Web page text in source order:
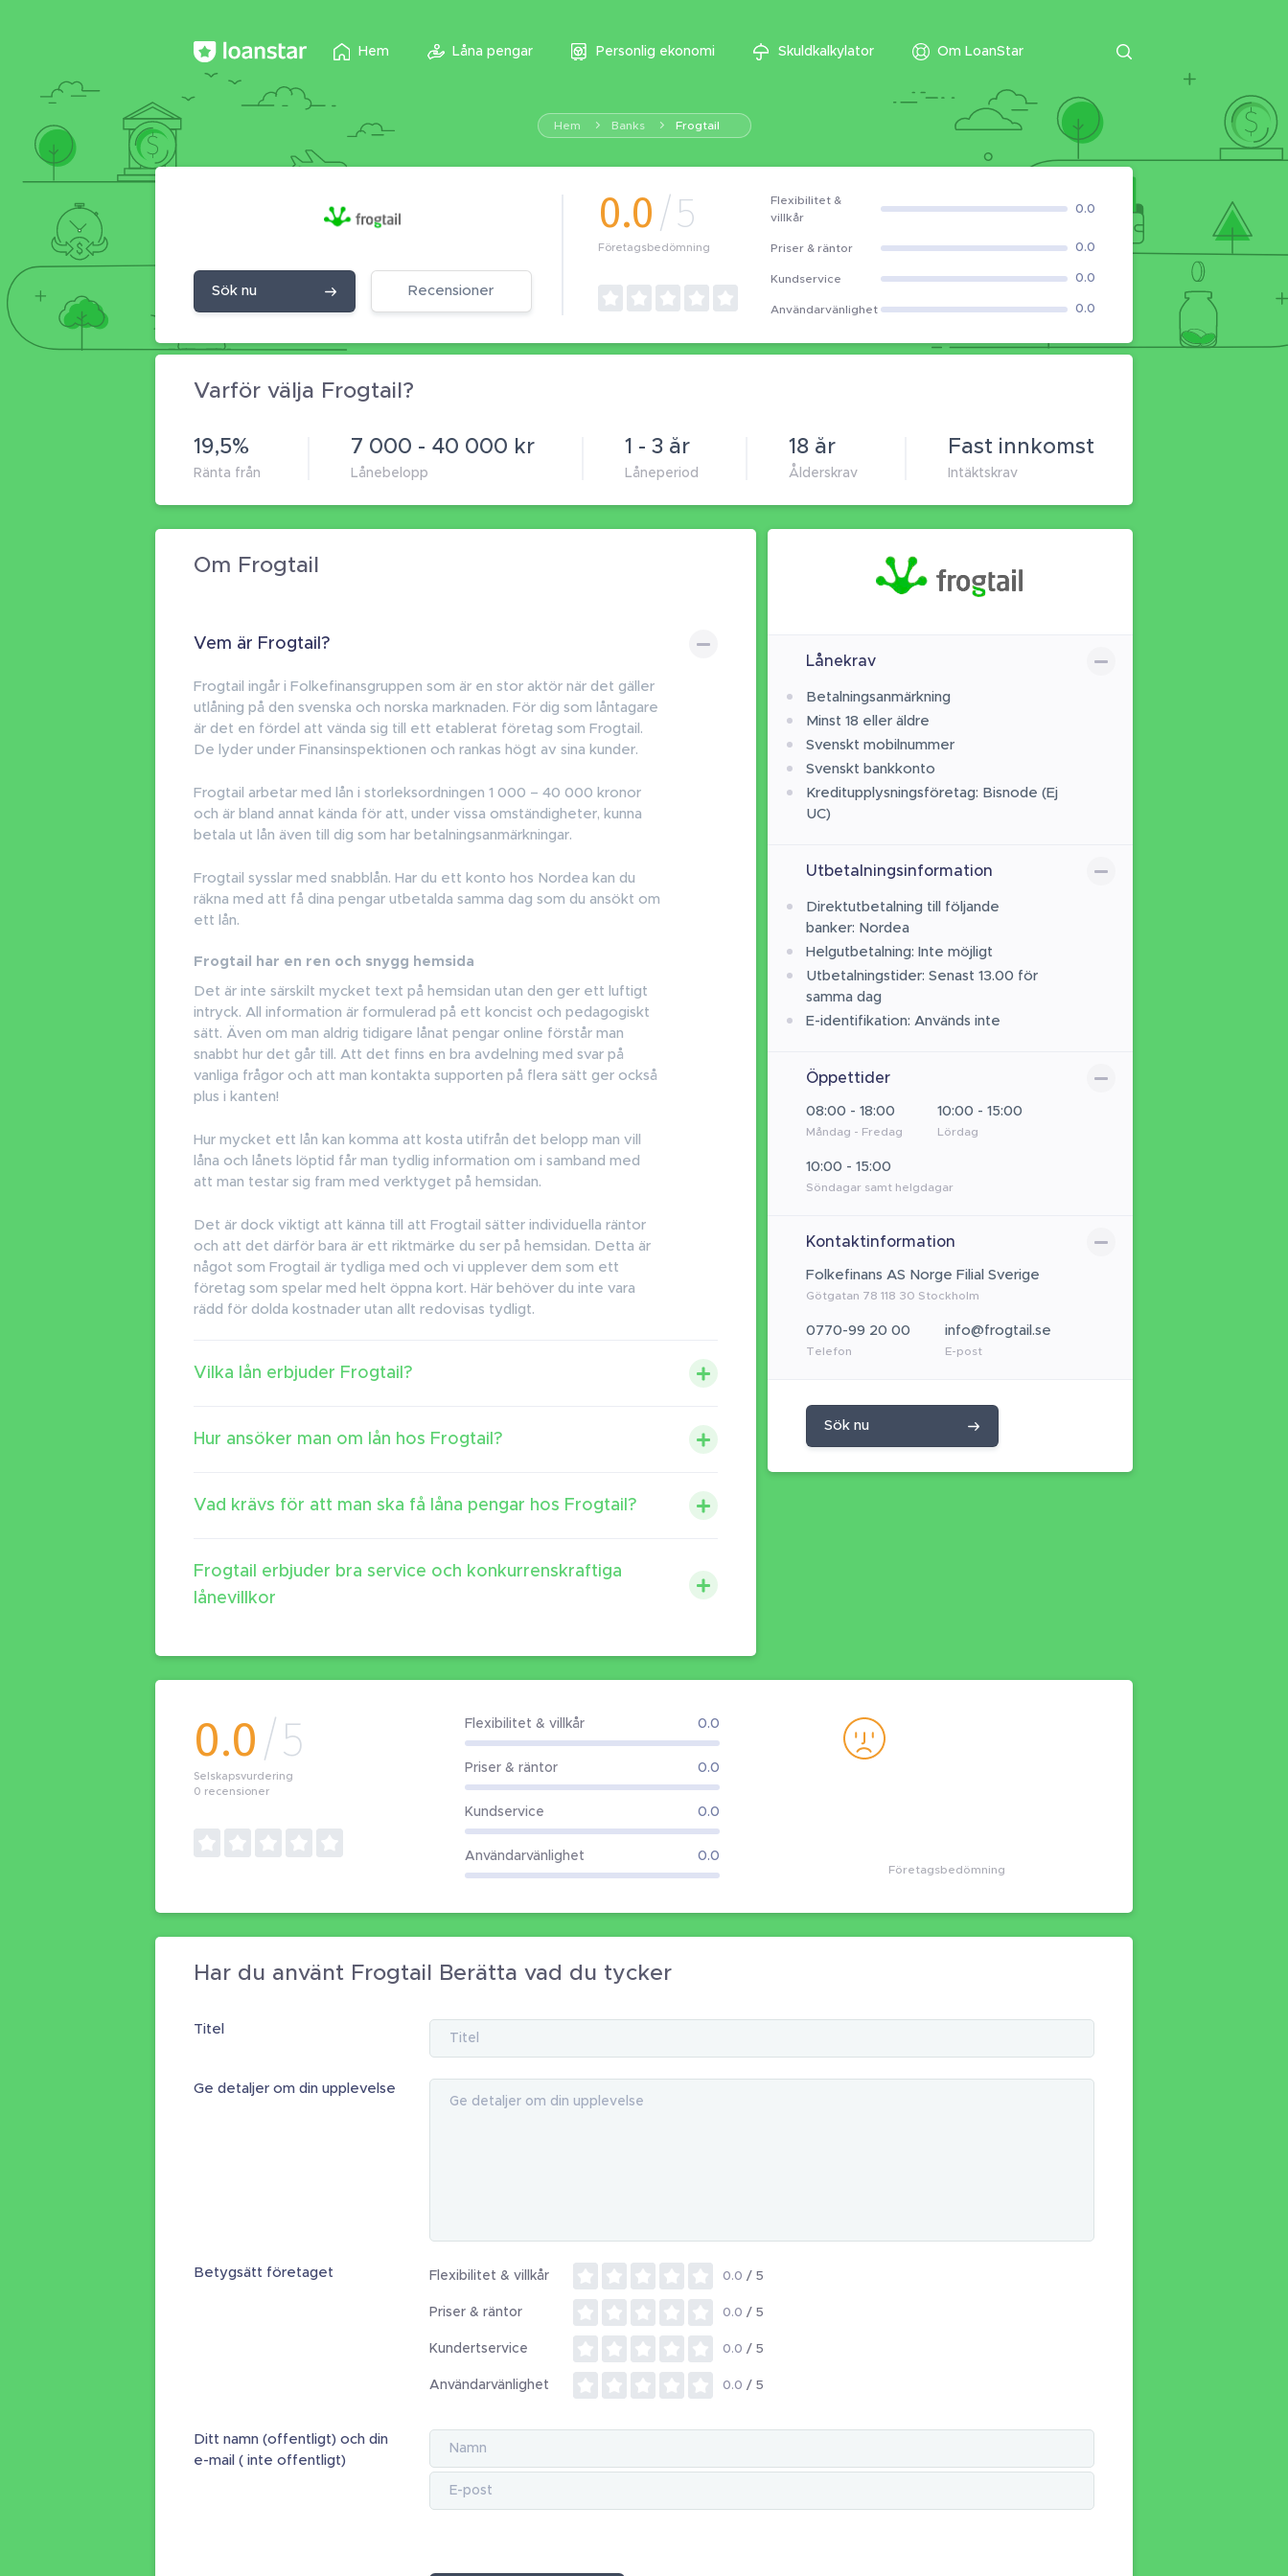
Hem Låna pengar Personlig ekonomi Skuldkalkylator Om LoanStar
Hem Banks Frogtail
Sök nu Recensioner
0.0/5
Företagsbedömning
Flexibilitet &
villkår
0.0
Priser & räntor 0.0
Kundservice 0.0
Användarvänlighet 0.0
Varför välja Frogtail?
19,5%
Ränta från
7 000 - 40 000 kr
Lånebelopp
1 - 3 år
Låneperiod
18 år
Ålderskrav
Fast innkomst
Intäktskrav
Om Frogtail
Vem är Frogtail?
Frogtail ingår i Folkefinansgruppen som är en stor aktör när det gäller
utlåning på den svenska och norska marknaden. För dig som låntagare
är det en fördel att vända sig till ett etablerat företag som Frogtail.
De lyder under Finansinspektionen och rankas högt av sina kunder.
Frogtail arbetar med lån i storleksordningen 1 000 – 40 000 kronor
och är bland annat kända för att, under vissa omständigheter, kunna
betala ut lån även till dig som har betalningsanmärkningar.
Frogtail sysslar med snabblån. Har du ett konto hos Nordea kan du
räkna med att få dina pengar utbetalda samma dag som du ansökt om
ett lån.
Frogtail har en ren och snygg hemsida
Det är inte särskilt mycket text på hemsidan utan den ger ett luftigt
intryck. All information är formulerad på ett koncist och pedagogiskt
sätt. Även om man aldrig tidigare lånat pengar online förstår man
snabbt hur det går till. Att det finns en bra avdelning med svar på
vanliga frågor och att man kontakta supporten på flera sätt ger också
plus i kanten!
Hur mycket ett lån kan komma att kosta utifrån det belopp man vill
låna och lånets löptid får man tydlig information om i samband med
att man testar sig fram med verktyget på hemsidan.
Det är dock viktigt att känna till att Frogtail sätter individuella räntor
och att det därför bara är ett riktmärke du ser på hemsidan. Detta är
något som Frogtail är tydliga med och vi upplever dem som ett
företag som spelar med helt öppna kort. Här behöver du inte vara
rädd för dolda kostnader utan allt redovisas tydligt.
Vilka lån erbjuder Frogtail?
Hur ansöker man om lån hos Frogtail?
Vad krävs för att man ska få låna pengar hos Frogtail?
Frogtail erbjuder bra service och konkurrenskraftiga
lånevillkor
Lånekrav
Betalningsanmärkning
Minst 18 eller äldre
Svenskt mobilnummer
Svenskt bankkonto
Kreditupplysningsföretag: Bisnode (Ej
UC)
Utbetalningsinformation
Direktutbetalning till följande
banker: Nordea
Helgutbetalning: Inte möjligt
Utbetalningstider: Senast 13.00 för
samma dag
E-identifikation: Används inte
Öppettider
08:00 - 18:00
Måndag - Fredag
10:00 - 15:00
Lördag
10:00 - 15:00
Söndagar samt helgdagar
Kontaktinformation
Folkefinans AS Norge Filial Sverige
Götgatan 78 118 30 Stockholm
0770-99 20 00
Telefon
info@frogtail.se
E-post
Sök nu
0.0/5
Selskapsvurdering
0 recensioner
Flexibilitet & villkår 0.0
Priser & räntor 0.0
Kundservice 0.0
Användarvänlighet 0.0
Företagsbedömning
Har du använt Frogtail Berätta vad du tycker
Titel
Ge detaljer om din upplevelse
Betygsätt företaget Flexibilitet & villkår 0.0 / 5
Priser & räntor 0.0 / 5
Kundertservice 0.0 / 5
Användarvänlighet 0.0 / 5
Ditt namn (offentligt) och din
e-mail ( inte offentligt)